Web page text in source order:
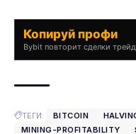
Копируй профи
Bybit повторит сделки
ТЕГИ: BITCOIN
MINING-PROFITABILITY